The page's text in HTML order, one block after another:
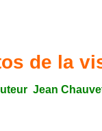
de la
Jean